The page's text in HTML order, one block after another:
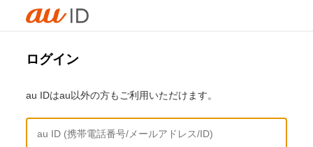
ログイン
au IDはau以外の方もご利用いただけます。